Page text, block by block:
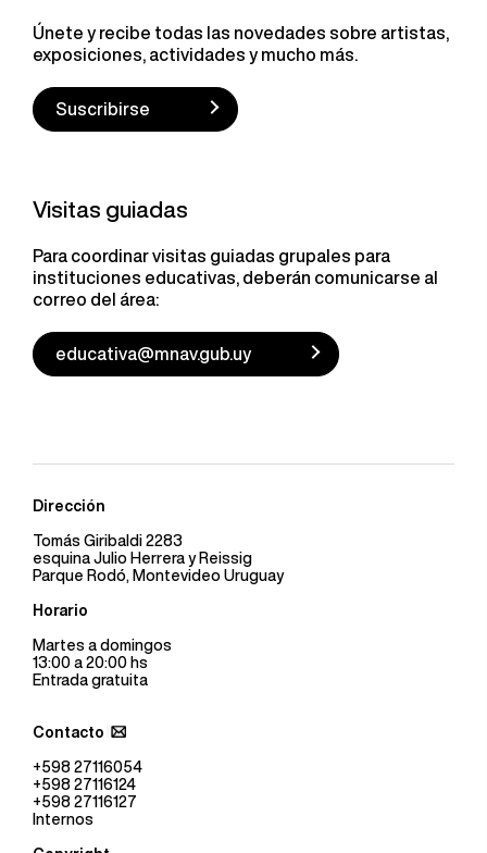
Únete y recibe todas las novedades sobre artistas,
exposiciones, actividades y mucho más.
Suscribirse
Visitas guiadas
Para coordinar visitas guiadas grupales para
instituciones educativas, deberán comunicarse al
correo del área:
educativa@mnav.gub.uy
Dirección
Tomás Giribaldi 2283
esquina Julio Herrera y Reissig
Parque Rodó, Montevideo Uruguay
Horario
Martes a domingos
13:00 a 20:00 hs
Entrada gratuita
Contacto
+598 27116054
+598 27116124
+598 27116127
Internos